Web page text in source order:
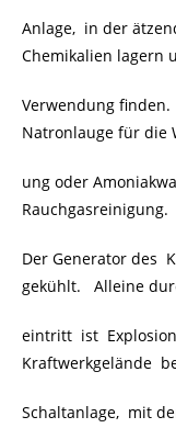
Anlage, in der
Chemikalien lagern
Verwendung
Natronlauge für die
ung oder
Rauchgasreinigung.
Der Generator des
gekühlt. Alleine
eintritt ist
Kraftwerkgelände
Schaltanlage, mit